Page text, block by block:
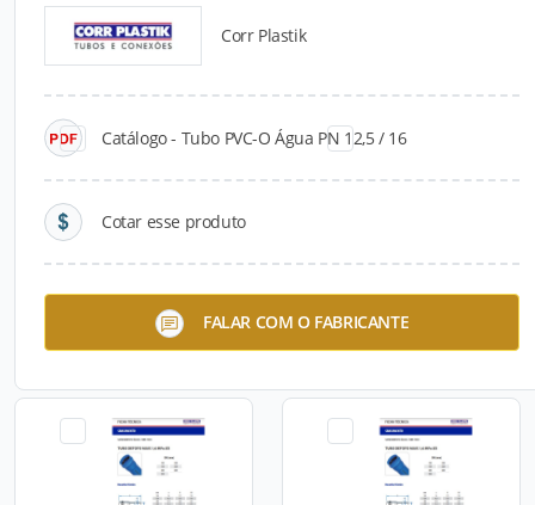
Corr Plastik
Catálogo - Tubo PVC-O Água PN 12,5 / 16
Cotar esse produto
FALAR COM O FABRICANTE
Catálogos para Download
Tubo de Esgoto 1MPA
Pressurizado JEI 500mm 6
Metros Corr Plastik
Pressurizado JEI 600mm 6
Metros Corr Plastik